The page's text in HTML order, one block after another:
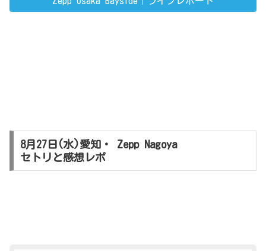
8月27日(水)愛知・ Zepp Nagoya
セトリと感想レポ